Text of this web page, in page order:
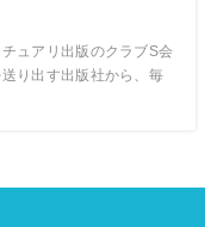
ュアリ出版のクラブS会
り出す出版社から、毎